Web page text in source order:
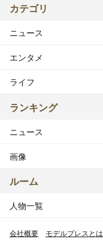
カテゴリ
ニュース
エンタメ
ライフ
ランキング
ニュース
画像
ルーム
人物一覧
会社概要 モデルプレスとは